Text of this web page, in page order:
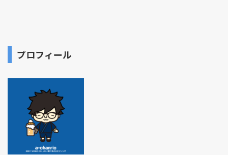
プロフィール